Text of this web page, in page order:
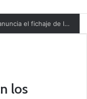
El Club Voleibol Kiele Socuéllamos anuncia el fichaje de la central norteamericana Morgan Thurlow para la temporada 2026/2027
los